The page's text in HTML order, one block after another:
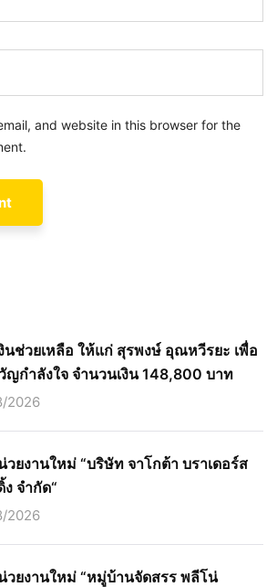
and website in this browser for the
นช่วยเหลือ ให้แก่ สุรพงษ์ อุณหวีรยะ เพื่อ
ญกำลังใจ จำนวนเงิน 148,800 บาท
2026
วยงานใหม่ “บริษัท จาโกต้า บราเดอร์ส
ง จำกัด“
2026
วยงานใหม่ “หมู่บ้านจัดสรร พลีโน่